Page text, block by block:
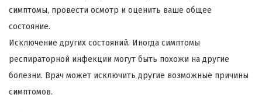
симптомы, провести осмотр и оценить ваше общее
состояние.
Исключение других состояний. Иногда симптомы
респираторной инфекции могут быть похожи на другие
болезни. Врач может исключить другие возможные причины
симптомов.